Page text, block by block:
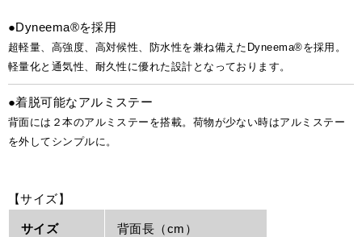
●Dyneema®を採用
超軽量、高強度、高対候性、防水性を兼ね備えたDyneema®を採用。
軽量化と通気性、耐久性に優れた設計となっております。
●着脱可能なアルミステー
背面には２本のアルミステーを搭載。荷物が少ない時はアルミステー
を外してシンプルに。
【サイズ】
サイズ 背面長（cm）